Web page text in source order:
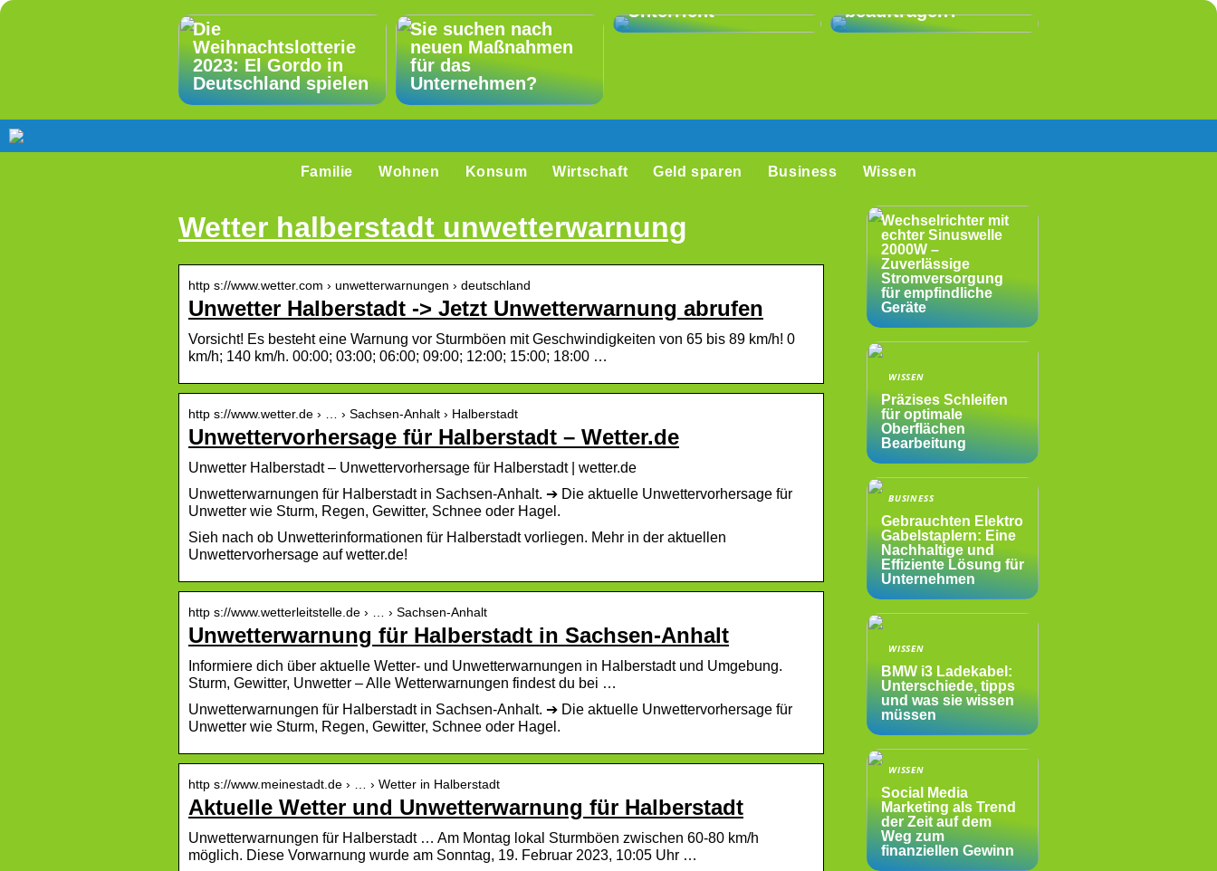
Die
Weihnachtslotterie
2023: El Gordo in
Deutschland spielen
Sie suchen nach
neuen Maßnahmen
für das
Unternehmen?
Unterricht
beauftragen?
Familie Wohnen Konsum Wirtschaft Geld sparen Business Wissen
Wetter halberstadt unwetterwarnung
http s://www.wetter.com › unwetterwarnungen › deutschland
Unwetter Halberstadt -> Jetzt Unwetterwarnung abrufen
Vorsicht! Es besteht eine Warnung vor Sturmböen mit Geschwindigkeiten von 65 bis 89 km/h! 0
km/h; 140 km/h. 00:00; 03:00; 06:00; 09:00; 12:00; 15:00; 18:00 …
http s://www.wetter.de › … › Sachsen-Anhalt › Halberstadt
Unwettervorhersage für Halberstadt – Wetter.de
Unwetter Halberstadt – Unwettervorhersage für Halberstadt | wetter.de
Unwetterwarnungen für Halberstadt in Sachsen-Anhalt. ➔ Die aktuelle Unwettervorhersage für
Unwetter wie Sturm, Regen, Gewitter, Schnee oder Hagel.
Sieh nach ob Unwetterinformationen für Halberstadt vorliegen. Mehr in der aktuellen
Unwettervorhersage auf wetter.de!
http s://www.wetterleitstelle.de › … › Sachsen-Anhalt
Unwetterwarnung für Halberstadt in Sachsen-Anhalt
Informiere dich über aktuelle Wetter- und Unwetterwarnungen in Halberstadt und Umgebung.
Sturm, Gewitter, Unwetter – Alle Wetterwarnungen findest du bei …
Unwetterwarnungen für Halberstadt in Sachsen-Anhalt. ➔ Die aktuelle Unwettervorhersage für
Unwetter wie Sturm, Regen, Gewitter, Schnee oder Hagel.
http s://www.meinestadt.de › … › Wetter in Halberstadt
Aktuelle Wetter und Unwetterwarnung für Halberstadt
Unwetterwarnungen für Halberstadt … Am Montag lokal Sturmböen zwischen 60-80 km/h
möglich. Diese Vorwarnung wurde am Sonntag, 19. Februar 2023, 10:05 Uhr …
Wechselrichter mit
echter Sinuswelle
2000W –
Zuverlässige
Stromversorgung
für empfindliche
Geräte
WISSEN
Präzises Schleifen
für optimale
Oberflächen
Bearbeitung
BUSINESS
Gebrauchten Elektro
Gabelstaplern: Eine
Nachhaltige und
Effiziente Lösung für
Unternehmen
WISSEN
BMW i3 Ladekabel:
Unterschiede, tipps
und was sie wissen
müssen
WISSEN
Social Media
Marketing als Trend
der Zeit auf dem
Weg zum
finanziellen Gewinn